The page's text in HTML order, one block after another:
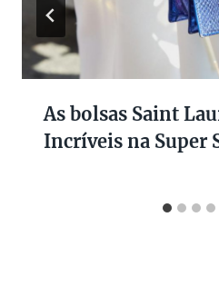
As bolsas Saint
Incríveis na Super